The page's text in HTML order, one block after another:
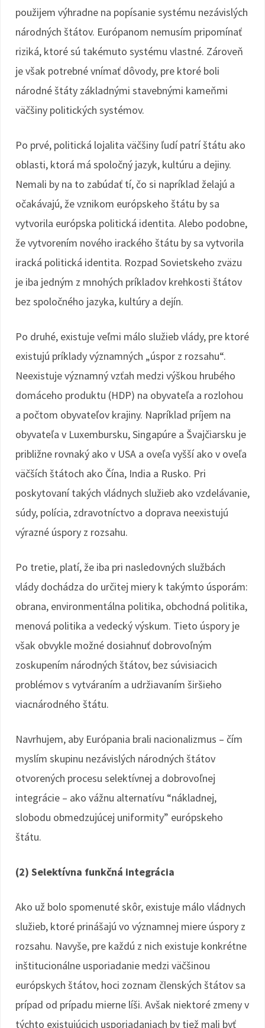
použijem výhradne na popísanie systému nezávislých
národných štátov. Európanom nemusím pripomínať
riziká, ktoré sú takémuto systému vlastné. Zároveň
je však potrebné vnímať dôvody, pre ktoré boli
národné štáty základnými stavebnými kameňmi
väčšiny politických systémov.
Po prvé, politická lojalita väčšiny ľudí patrí štátu ako
oblasti, ktorá má spoločný jazyk, kultúru a dejiny.
Nemali by na to zabúdať tí, čo si napríklad želajú a
očakávajú, že vznikom európskeho štátu by sa
vytvorila európska politická identita. Alebo podobne,
že vytvorením nového irackého štátu by sa vytvorila
iracká politická identita. Rozpad Sovietskeho zväzu
je iba jedným z mnohých príkladov krehkosti štátov
bez spoločného jazyka, kultúry a dejín.
Po druhé, existuje veľmi málo služieb vlády, pre ktoré
existujú príklady významných „úspor z rozsahu“.
Neexistuje významný vzťah medzi výškou hrubého
domáceho produktu (HDP) na obyvateľa a rozlohou
a počtom obyvateľov krajiny. Napríklad príjem na
obyvateľa v Luxembursku, Singapúre a Švajčiarsku je
približne rovnaký ako v USA a oveľa vyšší ako v oveľa
väčších štátoch ako Čína, India a Rusko. Pri
poskytovaní takých vládnych služieb ako vzdelávanie,
súdy, polícia, zdravotníctvo a doprava neexistujú
výrazné úspory z rozsahu.
Po tretie, platí, že iba pri nasledovných službách
vlády dochádza do určitej miery k takýmto úsporám:
obrana, environmentálna politika, obchodná politika,
menová politika a vedecký výskum. Tieto úspory je
však obvykle možné dosiahnuť dobrovoľným
zoskupením národných štátov, bez súvisiacich
problémov s vytváraním a udržiavaním širšieho
viacnárodného štátu.
Navrhujem, aby Európania brali nacionalizmus – čím
myslím skupinu nezávislých národných štátov
otvorených procesu selektívnej a dobrovoľnej
integrácie – ako vážnu alternatívu “nákladnej,
slobodu obmedzujúcej uniformity” európskeho
štátu.
(2) Selektívna funkčná integrácia
Ako už bolo spomenuté skôr, existuje málo vládnych
služieb, ktoré prinášajú vo významnej miere úspory z
rozsahu. Navyše, pre každú z nich existuje konkrétne
inštitucionálne usporiadanie medzi väčšinou
európskych štátov, hoci zoznam členských štátov sa
prípad od prípadu mierne líši. Avšak niektoré zmeny v
týchto existujúcich usporiadaniach by tiež mali byť